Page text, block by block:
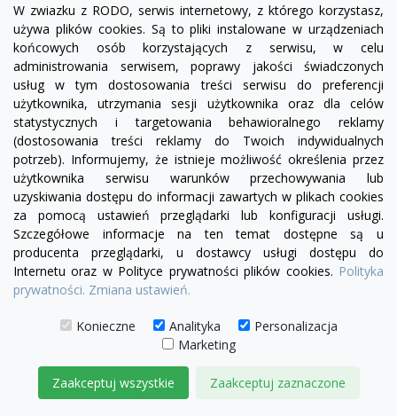
visibility
żółtyzielonyczerwony
turkusowy
granatowy
niebieski
różowy
+16
Szezlong Chesterfield Normal 4 os.
5 020,00 zł
DODAJ DO KOSZYKA
W zwiazku z RODO, serwis internetowy, z którego korzystasz,
używa plików cookies. Są to pliki instalowane w urządzeniach
końcowych osób korzystających z serwisu, w celu
administrowania serwisem, poprawy jakości świadczonych
usług w tym dostosowania treści serwisu do preferencji
użytkownika, utrzymania sesji użytkownika oraz dla celów
statystycznych i targetowania behawioralnego reklamy
(dostosowania treści reklamy do Twoich indywidualnych
potrzeb). Informujemy, że istnieje możliwość określenia przez
użytkownika serwisu warunków przechowywania lub
uzyskiwania dostępu do informacji zawartych w plikach cookies
za pomocą ustawień przeglądarki lub konfiguracji usługi.
Szczegółowe informacje na ten temat dostępne są u
producenta przeglądarki, u dostawcy usługi dostępu do
Internetu oraz w Polityce prywatności plików cookies. Polityka
prywatności. Zmiana ustawień.
Konieczne Analityka
Personalizacja
Marketing
Zaakceptuj wszystkie Zaakceptuj zaznaczone